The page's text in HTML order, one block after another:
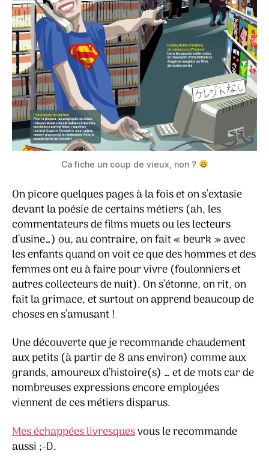
Ca fiche un coup de vieux, non ?
On picore quelques pages à la fois et on s’extasie
devant la poésie de certains métiers (ah, les
commentateurs de films muets ou les lecteurs
d’usine…) ou, au contraire, on fait « beurk » avec
les enfants quand on voit ce que des hommes et des
femmes ont eu à faire pour vivre (foulonniers et
autres collecteurs de nuit). On s’étonne, on rit, on
fait la grimace, et surtout on apprend beaucoup de
choses en s’amusant !
Une découverte que je recommande chaudement
aux petits (à partir de 8 ans environ) comme aux
grands, amoureux d’histoire(s) … et de mots car de
nombreuses expressions encore employées
viennent de ces métiers disparus.
Mes échappées livresquesvous le recommande
aussi ;-D.